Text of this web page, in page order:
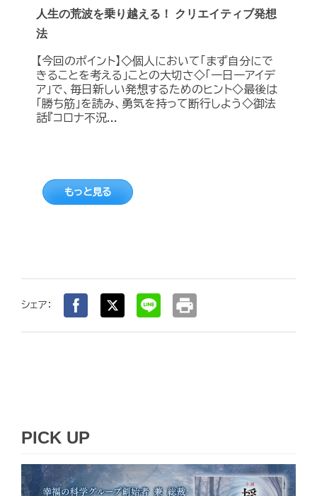
人生の荒波を乗り越える！ クリエイティブ発想
法
【今回のポイント】◇個人において「まず自分にで
きることを考える」ことの大切さ◇「一日一アイデ
ア」で、毎日新しい発想するためのヒント◇最後は
「勝ち筋」を読み、勇気を持って断行しよう◇御法
話『コロナ不況...
もっと見る
シェア： print
PICK UP